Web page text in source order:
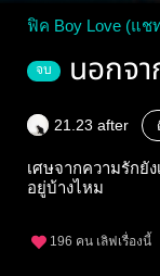
ฟิค Boy Love (แช
จบ นอกจ
21.23 after
เศษจากความรักยั
อยู่บ้างไหม
196 คน เลิฟเรื่องนี้